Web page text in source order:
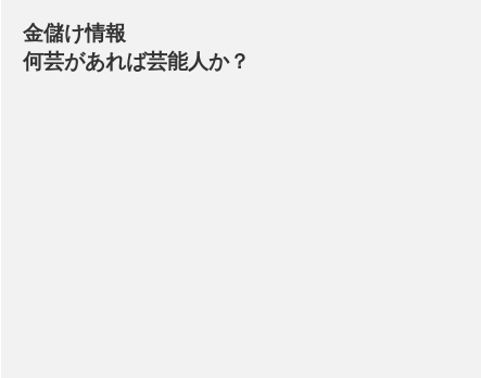
金儲け情報
何芸があれば芸能人か？